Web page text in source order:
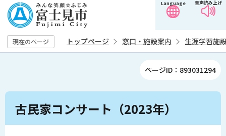
の
ペ
ー
す
音声読み上げ
Language
現在のページ トップページ 窓口・施設案内 生涯学習施
ページID：893031294
本
古民家コンサート（2023年）